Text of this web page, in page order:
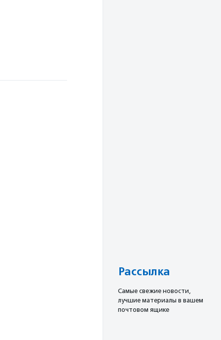
Рассылка
Cамые свежие новости,
лучшие материалы в вашем
почтовом ящике